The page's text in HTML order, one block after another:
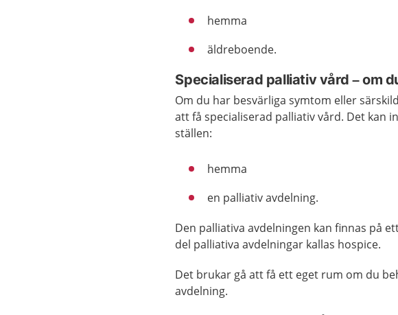
hemma
äldreboende.
Specialiserad palliativ vård – om
Om du har besvärliga symtom eller
att få specialiserad palliativ vård. Det kan
ställen:
hemma
en palliativ avdelning.
Den palliativa avdelningen kan finnas på
del palliativa avdelningar kallas hospice.
Det brukar gå att få ett eget rum om du
avdelning.